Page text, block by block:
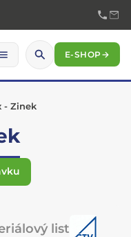
E-SHOP→
- Zinek
list